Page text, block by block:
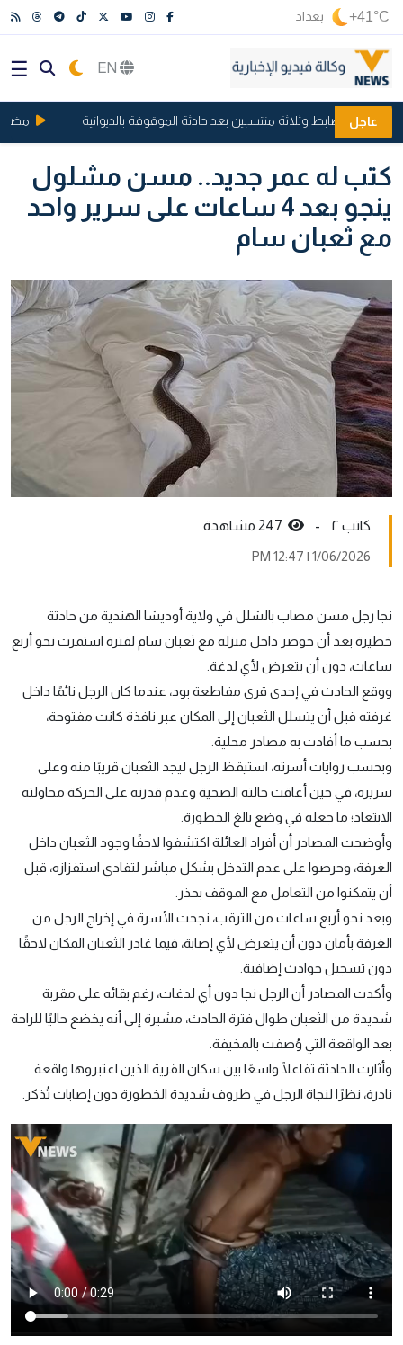
+41°C بغداد
عاجل مضيق
كتب له عمر جديد.. مسن مشلول
ينجو بعد 4 ساعات على سرير واحد
مع ثعبان سام
کاتب ٢ -
1/06/2026 | 12:47 PM
نجا رجل مسن مصاب بالشلل في ولاية أوديشا الهندية من حادثة
خطيرة بعد أن حوصر داخل منزله مع ثعبان سام لفترة استمرت نحو أربع
ساعات، دون أن يتعرض لأي لدغة.
ووقع الحادث في إحدى قرى مقاطعة بود، عندما كان الرجل نائمًا داخل
غرفته قبل أن يتسلل الثعبان إلى المكان عبر نافذة كانت مفتوحة،
بحسب ما أفادت به مصادر محلية.
وبحسب روايات أسرته، استيقظ الرجل ليجد الثعبان قريبًا منه وعلى
سريره، في حين أعاقت حالته الصحية وعدم قدرته على الحركة محاولته
الابتعاد؛ ما جعله في وضع بالغ الخطورة.
وأوضحت المصادر أن أفراد العائلة اكتشفوا لاحقًا وجود الثعبان داخل
الغرفة، وحرصوا على عدم التدخل بشكل مباشر لتفادي استفزازه، قبل
أن يتمكنوا من التعامل مع الموقف بحذر.
وبعد نحو أربع ساعات من الترقب، نجحت الأسرة في إخراج الرجل من
الغرفة بأمان دون أن يتعرض لأي إصابة، فيما غادر الثعبان المكان لاحقًا
دون تسجيل حوادث إضافية.
وأكدت المصادر أن الرجل نجا دون أي لدغات، رغم بقائه على مقربة
شديدة من الثعبان طوال فترة الحادث، مشيرة إلى أنه يخضع حاليًا للراحة
بعد الواقعة التي وُصفت بالمخيفة.
وأثارت الحادثة تفاعلًا واسعًا بين سكان القرية الذين اعتبروها واقعة
نادرة، نظرًا لنجاة الرجل في ظروف شديدة الخطورة دون إصابات تُذكر.